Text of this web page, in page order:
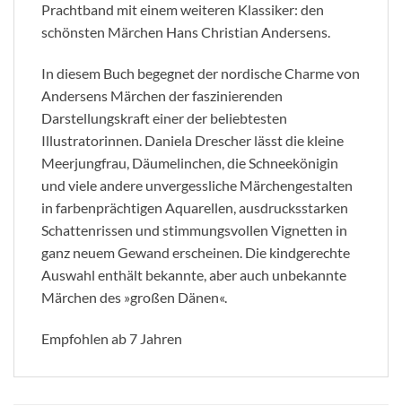
Prachtband mit einem weiteren Klassiker: den
schönsten Märchen Hans Christian Andersens.
In diesem Buch begegnet der nordische Charme von
Andersens Märchen der faszinierenden
Darstellungskraft einer der beliebtesten
Illustratorinnen. Daniela Drescher lässt die kleine
Meerjungfrau, Däumelinchen, die Schneekönigin
und viele andere unvergessliche Märchengestalten
in farbenprächtigen Aquarellen, ausdrucksstarken
Schattenrissen und stimmungsvollen Vignetten in
ganz neuem Gewand erscheinen. Die kindgerechte
Auswahl enthält bekannte, aber auch unbekannte
Märchen des »großen Dänen«.
Empfohlen ab 7 Jahren